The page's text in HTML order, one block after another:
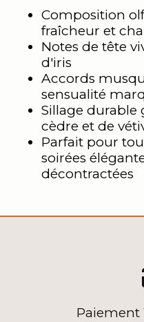
Composition
fraîcheur et
Notes de tête
d'iris
Accords
sensualité
Sillage durable
cèdre et de
Parfait pour
soirées
décontractées
Paiement